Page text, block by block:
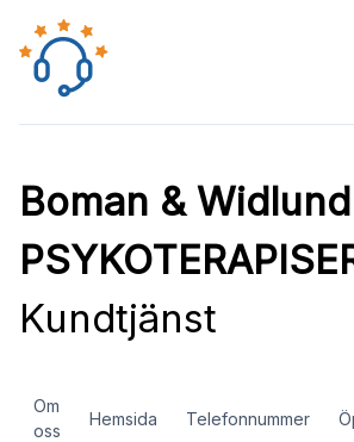
Boman & Widlund
Kundtjänst
Om
oss
Hemsida Telefonnummer